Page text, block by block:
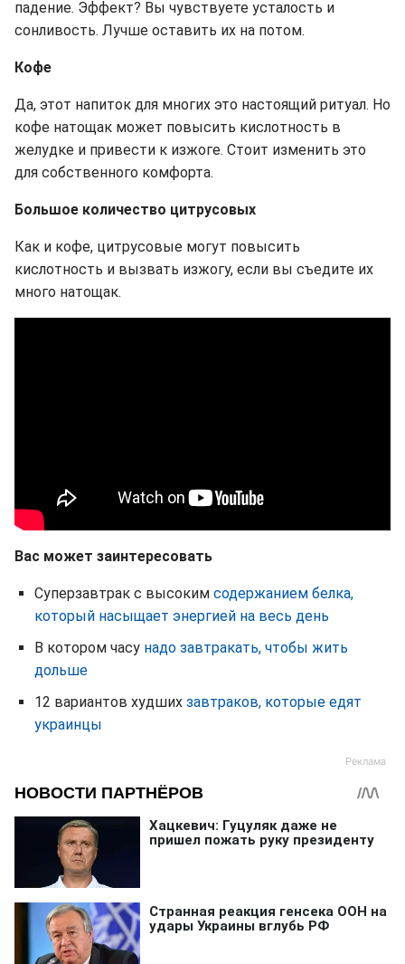
падение. Эффект? Вы чувствуете усталость и
сонливость. Лучше оставить их на потом.
Кофе
Да, этот напиток для многих это настоящий ритуал. Но
кофе натощак может повысить кислотность в
желудке и привести к изжоге. Стоит изменить это
для собственного комфорта.
Большое количество цитрусовых
Как и кофе, цитрусовые могут повысить
кислотность и вызвать изжогу, если вы съедите их
много натощак.
Вас может заинтересовать
Суперзавтрак с высоким содержанием белка,
который насыщает энергией на весь день
В котором часу надо завтракать, чтобы жить
дольше
12 вариантов худших завтраков, которые едят
украинцы